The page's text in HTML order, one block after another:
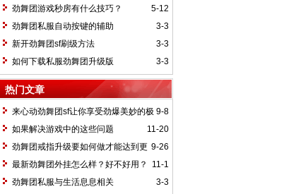
5-12
劲舞团游戏秒房有什么技巧？
3-3
劲舞团私服自动按键的辅助
3-3
新开劲舞团sf刷级方法
3-3
如何下载私服劲舞团升级版
热门文章
9-8
来心动劲舞团sf让你享受劲爆美妙的极
致体验
11-20
如果解决游戏中的这些问题
9-26
劲舞团戒指升级要如何做才能达到更
好的效果
11-1
最新劲舞团外挂怎么样？好不好用？
3-3
劲舞团私服与生活息息相关